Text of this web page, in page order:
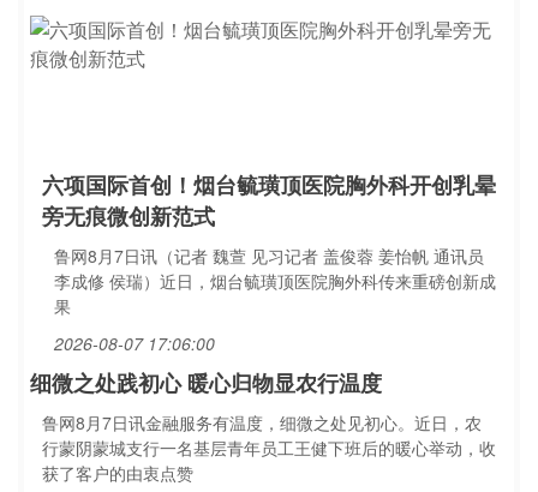
六项国际首创！烟台毓璜顶医院胸外科开创乳晕
旁无痕微创新范式
鲁网8月7日讯（记者 魏萱 见习记者 盖俊蓉 姜怡帆 通讯员
李成修 侯瑞）近日，烟台毓璜顶医院胸外科传来重磅创新成
果
2026-08-07 17:06:00
细微之处践初心 暖心归物显农行温度
鲁网8月7日讯金融服务有温度，细微之处见初心。近日，农
行蒙阴蒙城支行一名基层青年员工王健下班后的暖心举动，收
获了客户的由衷点赞